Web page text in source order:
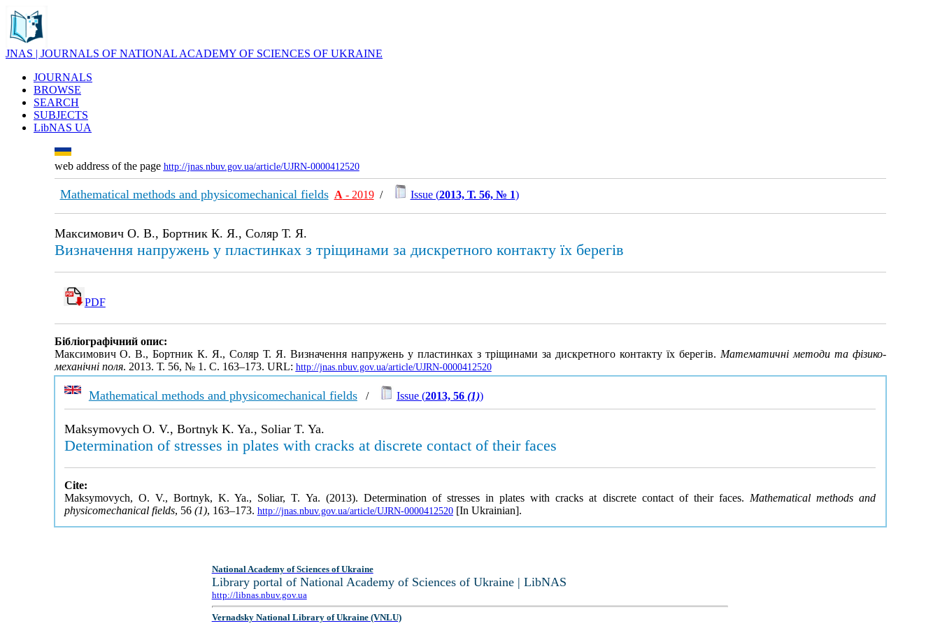
JNAS | JOURNALS OF NATIONAL ACADEMY OF SCIENCES OF UKRAINE
JOURNALS
BROWSE
SEARCH
SUBJECTS
LibNAS UA
web address of the page http://jnas.nbuv.gov.ua/article/UJRN-0000412520
Mathematical methods and physicomechanical fields А - 2019/ Issue (2013, Т. 56, № 1)
Максимович О. В., Бортник К. Я., Соляр Т. Я.
Визначення напружень у пластинках з тріщинами за дискретного контакту їх берегів
PDF
Бібліографічний опис:
Максимович О. В., Бортник К. Я., Соляр Т. Я. Визначення напружень у пластинках з тріщинами за дискретного контакту їх берегів. Математичні методи та фізико-
механічні поля. 2013. Т. 56, № 1. С. 163–173. URL: http://jnas.nbuv.gov.ua/article/UJRN-0000412520
Mathematical methods and physicomechanical fields/ Issue (2013, 56 (1))
Maksymovych O. V., Bortnyk K. Ya., Soliar T. Ya.
Determination of stresses in plates with cracks at discrete contact of their faces
Cite:
Maksymovych, O. V., Bortnyk, K. Ya., Soliar, T. Ya. (2013). Determination of stresses in plates with cracks at discrete contact of their faces. Mathematical methods and
physicomechanical fields, 56 (1), 163–173. http://jnas.nbuv.gov.ua/article/UJRN-0000412520[In Ukrainian].
National Academy of Sciences of Ukraine
Library portal of National Academy of Sciences of Ukraine | LibNAS
http://libnas.nbuv.gov.ua
Vernadsky National Library of Ukraine (VNLU)